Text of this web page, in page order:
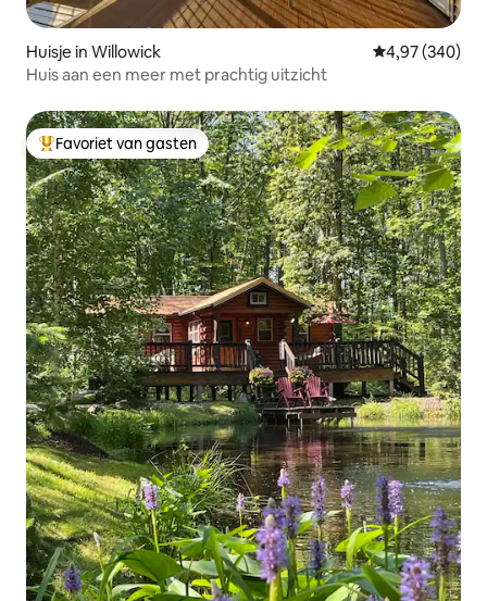
Huisje in Willowick Gemiddelde
4,97 (340)
Huis aan een meer met prachtig uitzicht
Topfavoriet van gasten
Favoriet van gasten